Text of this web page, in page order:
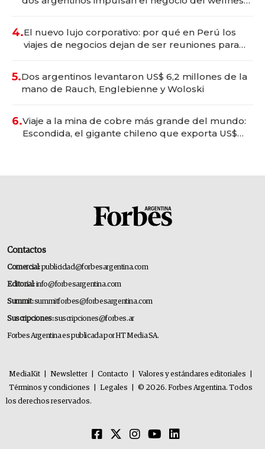
4.El nuevo lujo corporativo: por qué en Perú los
viajes de negocios dejan de ser reuniones para
5.Dos argentinos levantaron US$ 6,2 millones de la
mano de Rauch, Englebienne y Woloski
6.Viaje a la mina de cobre más grande del mundo:
Escondida, el gigante chileno que exporta US$
Contactos
Comercial:publicidad@forbesargentina.com
Editorial:info@forbesargentina.com
Summit:summitforbes@forbesargentina.com
Suscripciones:suscripciones@forbes.ar
Forbes Argentina es publicada por HT Media SA.
MediaKit Newsletter Contacto Valores y estándares editoriales
Términos y condiciones
Legales
© 2026. Forbes Argentina. Todos
los derechos reservados.